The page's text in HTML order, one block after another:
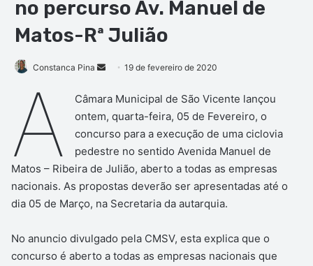
no percurso Av. Manuel de
Matos-Rª Julião
Constanca Pina
Mande
e-
mail
19 de fevereiro de 2020
A
Câmara Municipal de São Vicente lançou
ontem, quarta-feira, 05 de Fevereiro, o
concurso para a execução de uma ciclovia
pedestre no sentido Avenida Manuel de
Matos – Ribeira de Julião, aberto a todas as empresas
nacionais. As propostas deverão ser apresentadas até o
dia 05 de Março, na Secretaria da autarquia.
No anuncio divulgado pela CMSV, esta explica que o
concurso é aberto a todas as empresas nacionais que